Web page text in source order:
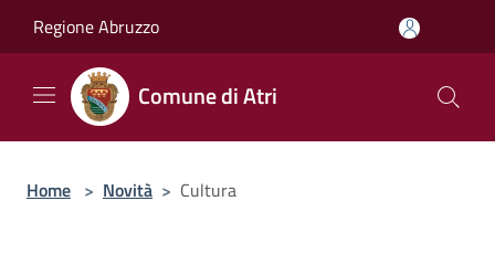
Regione Abruzzo
Comune di Atri
Home > Novità > Cultura